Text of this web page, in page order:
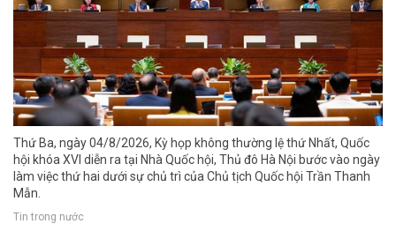
Thứ Ba, ngày 04/8/2026, Kỳ họp không thường lệ thứ Nhất, Quốc
hội khóa XVI diễn ra tại Nhà Quốc hội, Thủ đô Hà Nội bước vào ngày
làm việc thứ hai dưới sự chủ trì của Chủ tịch Quốc hội Trần Thanh
Mẫn.
Tin trong nước